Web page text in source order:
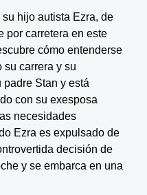
hijo autista Ezra, de
por carretera en este
cómo entenderse
su carrera y su
padre Stan y está
con su exesposa
necesidades
Ezra es expulsado de
decisión de
y se embarca en una